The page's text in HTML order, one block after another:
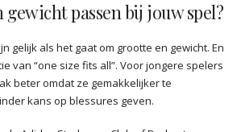
gewicht passen bij jouw spel?
gelijk als het gaat om grootte en gewicht. En
van “one size fits all”. Voor jongere spelers
beter omdat ze gemakkelijker te
kans op blessures geven.